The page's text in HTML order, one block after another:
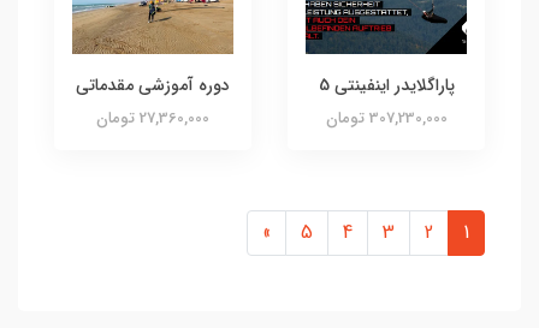
پاراگلایدر اینفینتی 5
307,230,000 تومان
دوره آموزشی مقدماتی
27,360,000 تومان
1
2
3
4
5
»